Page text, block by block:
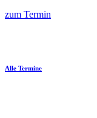
zum Termin
Alle Termine